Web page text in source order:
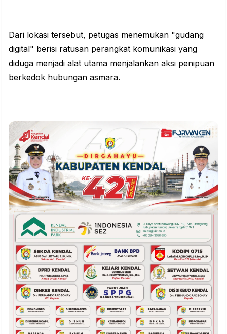
Dari lokasi tersebut, petugas menemukan "gudang
digital" berisi ratusan perangkat komunikasi yang
diduga menjadi alat utama menjalankan aksi penipuan
berkedok hubungan asmara.